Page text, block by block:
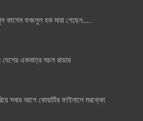
কাসেম ফজলুল হক মারা গেছেন….
একমাত্র সচল রাডার
সবার আগে কোয়ার্টার ফাইনালে মরক্কো